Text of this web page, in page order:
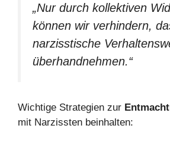
„Nur durch kollektiven
können wir verhindern,
narzisstische
überhandnehmen.“
Wichtige Strategien zur
mit Narzissten beinhalten: